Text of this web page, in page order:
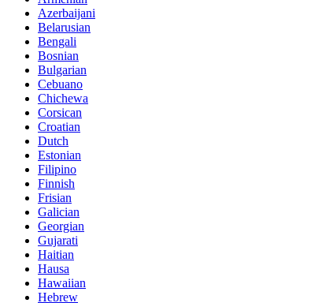
Azerbaijani
Belarusian
Bengali
Bosnian
Bulgarian
Cebuano
Chichewa
Corsican
Croatian
Dutch
Estonian
Filipino
Finnish
Frisian
Galician
Georgian
Gujarati
Haitian
Hausa
Hawaiian
Hebrew